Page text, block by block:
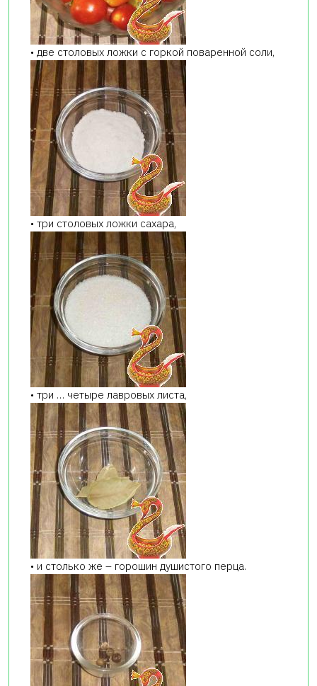
• две столовых ложки с горкой поваренной соли,
• три столовых ложки сахара,
• три … четыре лавровых листа,
• и столько же – горошин душистого перца.